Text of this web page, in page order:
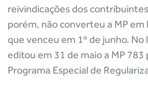
reivindicações dos
porém, não converteu a MP em
que venceu em 1º de junho. No
editou em 31 de maio a MP 783
Programa Especial de